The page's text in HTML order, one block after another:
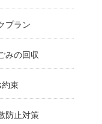
プラン
みの回収
約束
防止対策